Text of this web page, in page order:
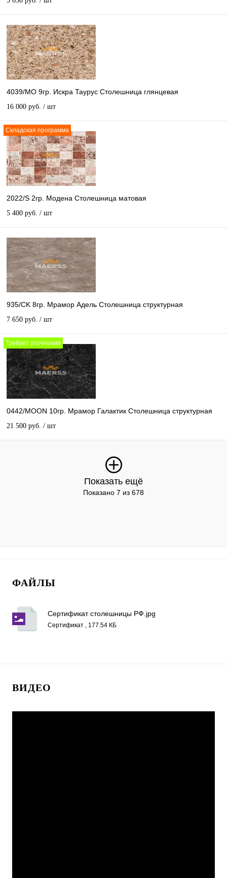
4039/МО 9гр. Искра Таурус Столешница глянцевая
16 000 руб. / шт
Складская программа
2022/S 2гр. Модена Столешница матовая
5 400 руб. / шт
935/CK 8гр. Мрамор Адель Столешница структурная
7 650 руб. / шт
Требует уточнения
0442/MOON 10гр. Мрамор Галактик Столешница структурная
21 500 руб. / шт
Показать ещё
Показано 7 из 678
ФАЙЛЫ
Сертификат столешницы РФ.jpg
Сертификат , 177.54 КБ
ВИДЕО